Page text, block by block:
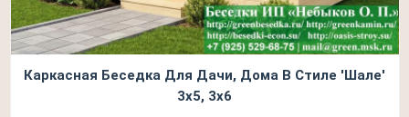
Каркасная Беседка Для Дачи, Дома В Стиле 'Шале'
3х5, 3х6